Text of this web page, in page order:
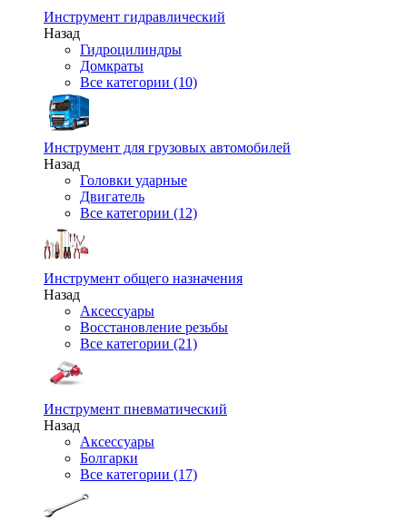
Инструмент гидравлический
Назад
Гидроцилиндры
Домкраты
Все категории (10)
Инструмент для грузовых автомобилей
Назад
Головки ударные
Двигатель
Все категории (12)
Инструмент общего назначения
Назад
Аксессуары
Восстановление резьбы
Все категории (21)
Инструмент пневматический
Назад
Аксессуары
Болгарки
Все категории (17)